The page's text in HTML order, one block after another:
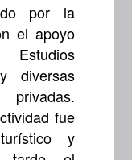
por la
el apoyo
diversas
privadas.
fue
y